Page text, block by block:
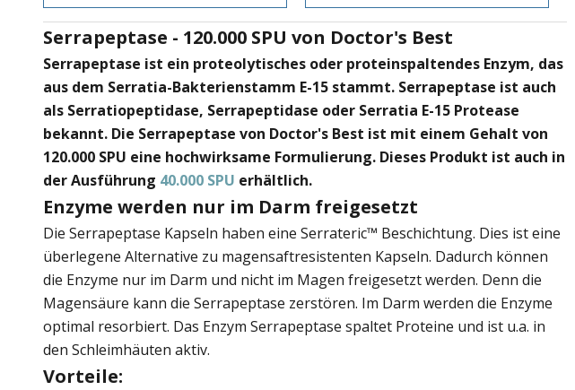
Serrapeptase - 120.000 SPU von Doctor's Best
Serrapeptase ist ein proteolytisches oder proteinspaltendes Enzym, das
aus dem Serratia-Bakterienstamm E-15 stammt. Serrapeptase ist auch
als Serratiopeptidase, Serrapeptidase oder Serratia E-15 Protease
bekannt. Die Serrapeptase von Doctor's Best ist mit einem Gehalt von
120.000 SPU eine hochwirksame Formulierung. Dieses Produkt ist auch in
der Ausführung 40.000 SPU erhältlich.
Enzyme werden nur im Darm freigesetzt
Die Serrapeptase Kapseln haben eine Serrateric™ Beschichtung. Dies ist eine
überlegene Alternative zu magensaftresistenten Kapseln. Dadurch können
die Enzyme nur im Darm und nicht im Magen freigesetzt werden. Denn die
Magensäure kann die Serrapeptase zerstören. Im Darm werden die Enzyme
optimal resorbiert. Das Enzym Serrapeptase spaltet Proteine und ist u.a. in
den Schleimhäuten aktiv.
Vorteile: